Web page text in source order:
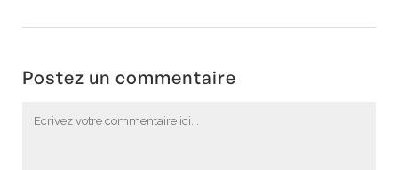
Postez un commentaire